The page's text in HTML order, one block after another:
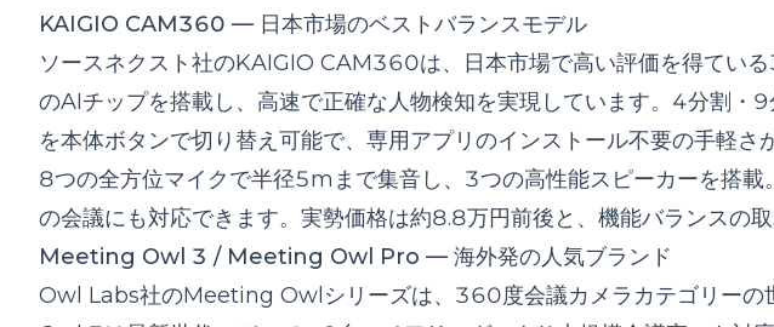
KAIGIO CAM360 — 日本市場のベストバランスモデル
ソースネクスト社のKAIGIO CAM360は、日本市場で高い評価を得てい
のAIチップを搭載し、高速で正確な人物検知を実現しています。4分割
を本体ボタンで切り替え可能で、専用アプリのインストール不要の手軽さ
8つの全方位マイクで半径5mまで集音し、3つの高性能スピーカーを搭
の会議にも対応できます。実勢価格は約8.8万円前後と、機能バランスの
Meeting Owl 3 / Meeting Owl Pro — 海外発の人気ブランド
Owl Labs社のMeeting Owlシリーズは、360度会議カメラカテゴリーの